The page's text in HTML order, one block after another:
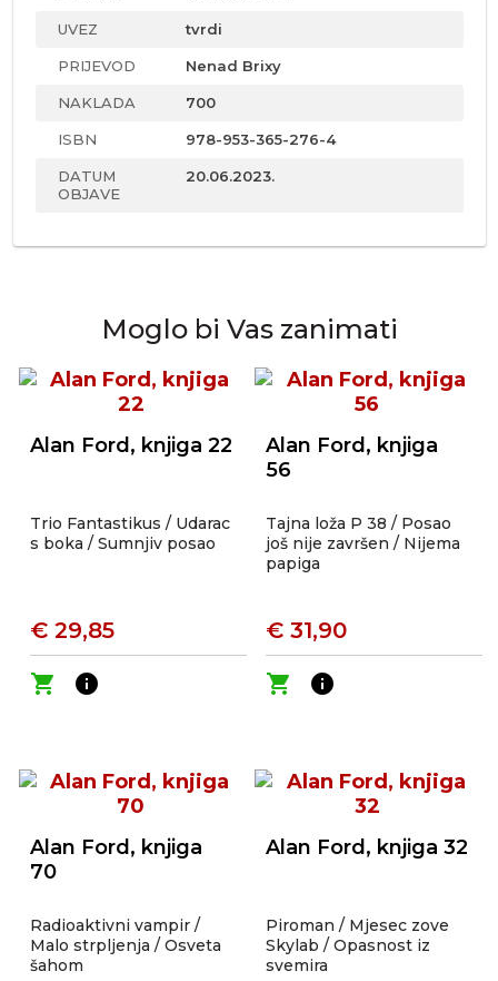
UVEZ tvrdi
PRIJEVOD Nenad Brixy
NAKLADA 700
ISBN 978-953-365-276-4
DATUM
OBJAVE
20.06.2023.
Moglo bi Vas zanimati
Alan Ford, knjiga 22
Trio Fantastikus / Udarac
s boka / Sumnjiv posao
€ 29,85
shopping_cart
info
Alan Ford, knjiga
56
Tajna loža P 38 / Posao
još nije završen / Nijema
papiga
€ 31,90
shopping_cart
info
Alan Ford, knjiga
70
Radioaktivni vampir /
Malo strpljenja / Osveta
šahom
Alan Ford, knjiga 32
Piroman / Mjesec zove
Skylab / Opasnost iz
svemira